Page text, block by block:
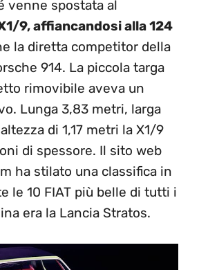
venne spostata al
9, affiancandosi alla 124
la diretta competitor della
914. La piccola targa
rimovibile aveva un
Lunga 3,83 metri, larga
di 1,17 metri la X1/9
di spessore. Il sito web
ha stilato una classifica in
le 10 FIAT più belle di tutti i
era la Lancia Stratos.